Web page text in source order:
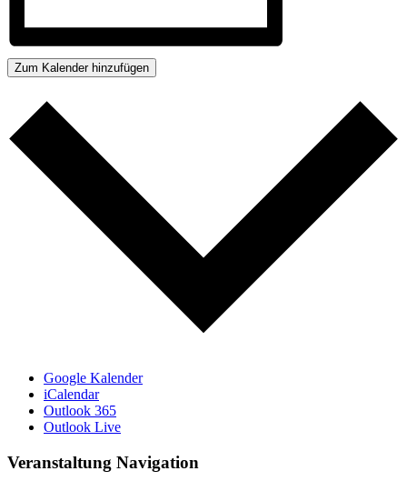
Zum Kalender hinzufügen
Google Kalender
iCalendar
Outlook 365
Outlook Live
Veranstaltung Navigation